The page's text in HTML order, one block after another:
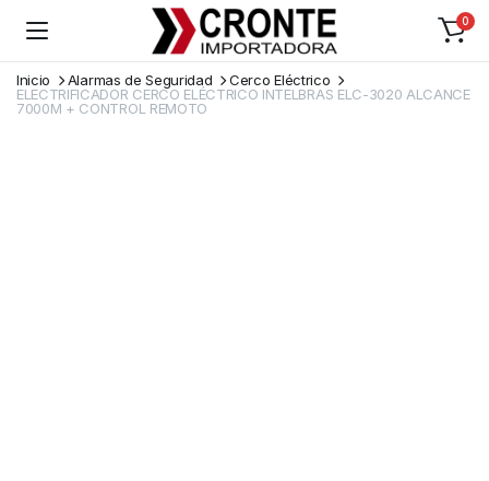
0
Inicio Alarmas de Seguridad
Cerco Eléctrico
ELECTRIFICADOR CERCO ELÉCTRICO INTELBRAS ELC-3020 ALCANCE
7000M + CONTROL REMOTO